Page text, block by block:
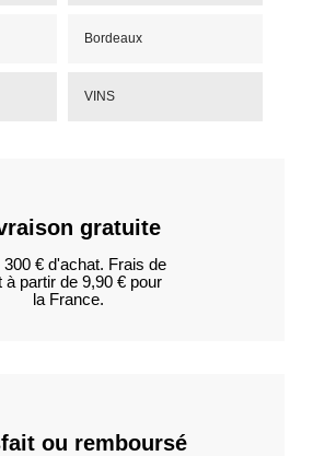
Bordeaux
VINS
gratuite
300 € d'achat. Frais de
à partir de 9,90 € pour
la France.
ou remboursé